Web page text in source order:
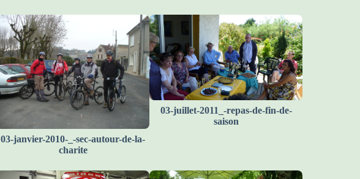
03-janvier-2010-_-sec-autour-de-la-
charite
03-juillet-2011_-repas-de-fin-de-
saison